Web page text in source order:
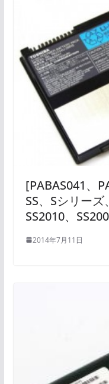
[PABAS041、
SS、Sシリーズ
SS2010、
2014年7月11日